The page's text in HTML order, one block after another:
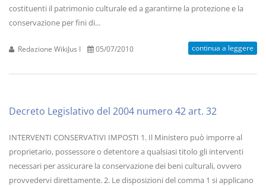
costituenti il patrimonio culturale ed a garantirne la protezione e la
conservazione per fini di...
Redazione WikiJus I 05/07/2010 continua a leggere
Decreto Legislativo del 2004 numero 42 art. 32
INTERVENTI CONSERVATIVI IMPOSTI 1. Il Ministero può imporre al
proprietario, possessore o detentore a qualsiasi titolo gli interventi
necessari per assicurare la conservazione dei beni culturali, ovvero
provvedervi direttamente. 2. Le disposizioni del comma 1 si applicano